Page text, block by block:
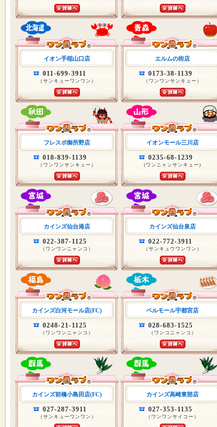
イオン手稲山口店
011-699-3911
（サンキューワンワン）
エルムの街店
0173-38-1139
（ワンワンサンキュー）
フレスポ御所野店
018-839-1139
（ワンワンサンキュー）
イオンモール三川店
0235-68-1239
(ワンニャンサンキュー)
カインズ仙台港店
022-387-1125
（ワンワンニャンコ）
カインズ仙台泉店
022-772-3911
（サンキュウワンワン）
カインズ白河モール店(FC)
0248-21-1125
（ワンワンニャンコ）
ベルモール宇都宮店
028-683-1525
（ワンコニャンコ）
カインズ前橋小島田店(FC)
027-287-3911
（サンキューワンワン）
カインズ高崎東部店
027-353-1135
（ワンワンサイコー）